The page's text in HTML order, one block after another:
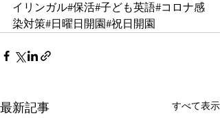
イリンガル#保活#子ども英語#コロナ感
染対策#日曜日開園#祝日開園
最新記事 すべて表示